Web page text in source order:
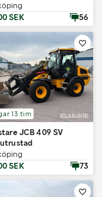
SEK
56
13 tim
JCB 409 SV
SEK
73